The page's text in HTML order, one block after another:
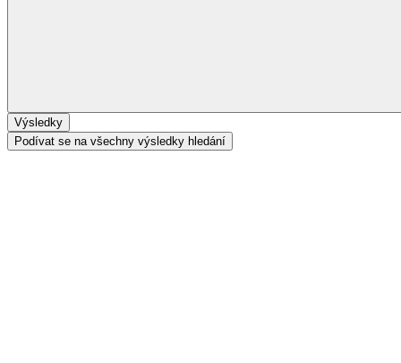
Výsledky
Podívat se na všechny výsledky hledání